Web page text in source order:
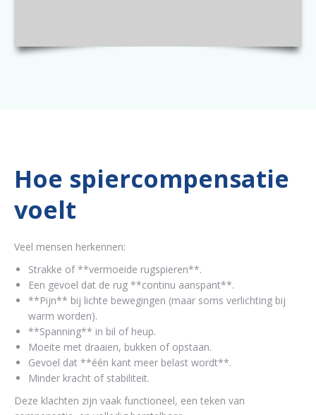
Hoe spiercompensatie
voelt
Veel mensen herkennen:
Strakke of **vermoeide rugspieren**.
Een gevoel dat de rug **continu aanspant**.
**Pijn** bij lichte bewegingen (maar soms verlichting bij
warm worden).
**Spanning** in bil of heup.
Moeite met draaien, bukken of opstaan.
Gevoel dat **één kant meer belast wordt**.
Minder kracht of stabiliteit.
Deze klachten zijn vaak functioneel, een teken van